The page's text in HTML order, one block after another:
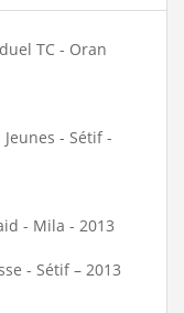
TC - Oran
- Sétif -
- Mila - 2013
- Sétif – 2013